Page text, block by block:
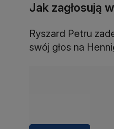
Jak zagłosują
Ryszard Petru
swój głos na